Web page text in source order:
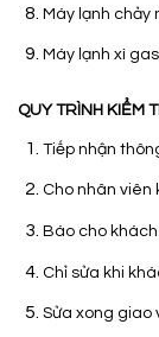
Máy lạnh chảy
Máy lạnh xì
QUY TRÌNH KIỂM
Tiếp nhận
Cho nhân viên
Báo cho
Chỉ sửa khi
Sửa xong giao